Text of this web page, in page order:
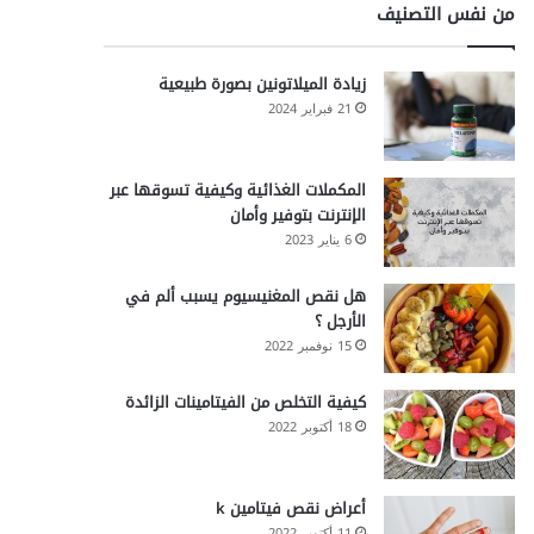
من نفس التصنيف
زيادة الميلاتونين بصورة طبيعية
21 فبراير 2024
المكملات الغذائية وكيفية تسوقها عبر
الإنترنت بتوفير وأمان
6 يناير 2023
هل نقص المغنيسيوم يسبب ألم في
الأرجل ؟
15 نوفمبر 2022
كيفية التخلص من الفيتامينات الزائدة
18 أكتوبر 2022
أعراض نقص فيتامين k